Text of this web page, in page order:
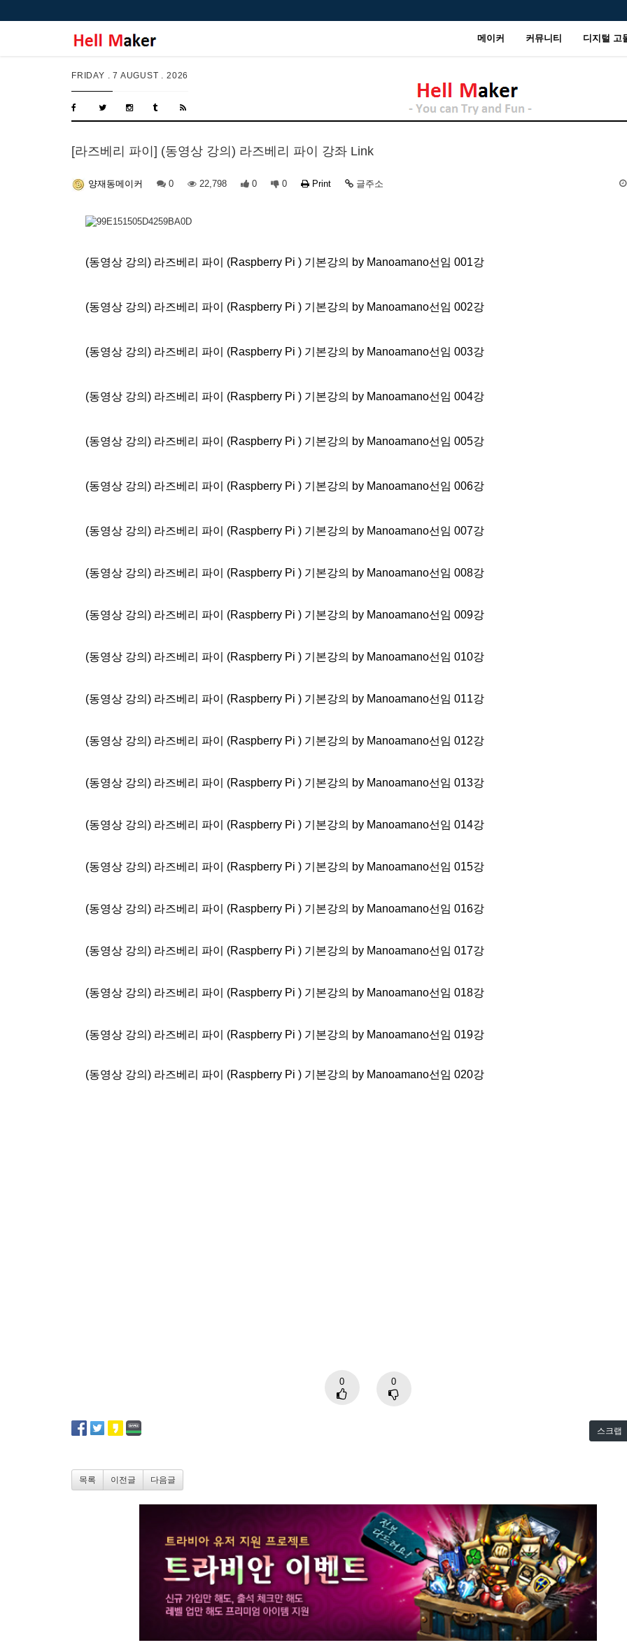
메이커 커뮤니티 디지털 고
FRIDAY .7 AUGUST . 2026
[라즈베리 파이] (동영상 강의) 라즈베리 파이 강좌 Link
양재동메이커 0 22,798 0 0 Print 글주소
(동영상 강의) 라즈베리 파이 (Raspberry Pi ) 기본강의 by Manoamano선임 001강
(동영상 강의) 라즈베리 파이 (Raspberry Pi ) 기본강의 by Manoamano선임 002강
(동영상 강의) 라즈베리 파이 (Raspberry Pi ) 기본강의 by Manoamano선임 003강
(동영상 강의) 라즈베리 파이 (Raspberry Pi ) 기본강의 by Manoamano선임 004강
(동영상 강의) 라즈베리 파이 (Raspberry Pi ) 기본강의 by Manoamano선임 005강
(동영상 강의) 라즈베리 파이 (Raspberry Pi ) 기본강의 by Manoamano선임 006강
(동영상 강의) 라즈베리 파이 (Raspberry Pi ) 기본강의 by Manoamano선임 007강
(동영상 강의) 라즈베리 파이 (Raspberry Pi ) 기본강의 by Manoamano선임 008강
(동영상 강의) 라즈베리 파이 (Raspberry Pi ) 기본강의 by Manoamano선임 009강
(동영상 강의) 라즈베리 파이 (Raspberry Pi ) 기본강의 by Manoamano선임 010강
(동영상 강의) 라즈베리 파이 (Raspberry Pi ) 기본강의 by Manoamano선임 011강
(동영상 강의) 라즈베리 파이 (Raspberry Pi ) 기본강의 by Manoamano선임 012강
(동영상 강의) 라즈베리 파이 (Raspberry Pi ) 기본강의 by Manoamano선임 013강
(동영상 강의) 라즈베리 파이 (Raspberry Pi ) 기본강의 by Manoamano선임 014강
(동영상 강의) 라즈베리 파이 (Raspberry Pi ) 기본강의 by Manoamano선임 015강
(동영상 강의) 라즈베리 파이 (Raspberry Pi ) 기본강의 by Manoamano선임 016강
(동영상 강의) 라즈베리 파이 (Raspberry Pi ) 기본강의 by Manoamano선임 017강
(동영상 강의) 라즈베리 파이 (Raspberry Pi ) 기본강의 by Manoamano선임 018강
(동영상 강의) 라즈베리 파이 (Raspberry Pi ) 기본강의 by Manoamano선임 019강
(동영상 강의) 라즈베리 파이 (Raspberry Pi ) 기본강의 by Manoamano선임 020강
0 0
스크랩
목록 이전글 다음글